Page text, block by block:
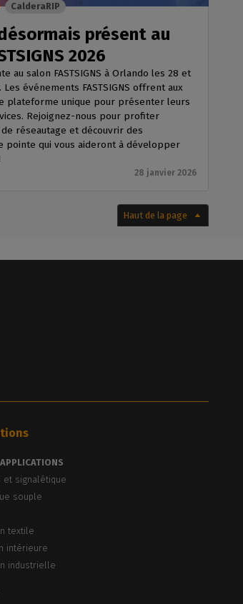
présent au
2026
au salon FASTSIGNS à Orlando les 28 et
Les événements FASTSIGNS offrent aux
plateforme unique pour présenter leurs
Rejoignez-nous pour profiter
réseautage et découvrir des
pointe qui vous aideront à développer
28 janvier 2026
CalderaRIP
Haut de la page
et signalétique
souple
textile
intérieure
industrielle